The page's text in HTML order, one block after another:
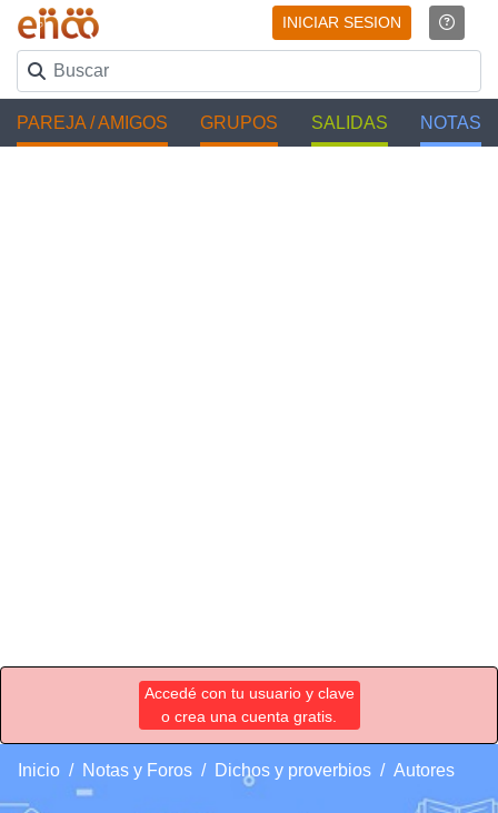
INICIAR SESION
PAREJA / AMIGOS GRUPOS SALIDAS NOTAS
Accedé con tu usuario y clave
o crea una cuenta gratis.
Inicio Notas y Foros Dichos y proverbios Autores